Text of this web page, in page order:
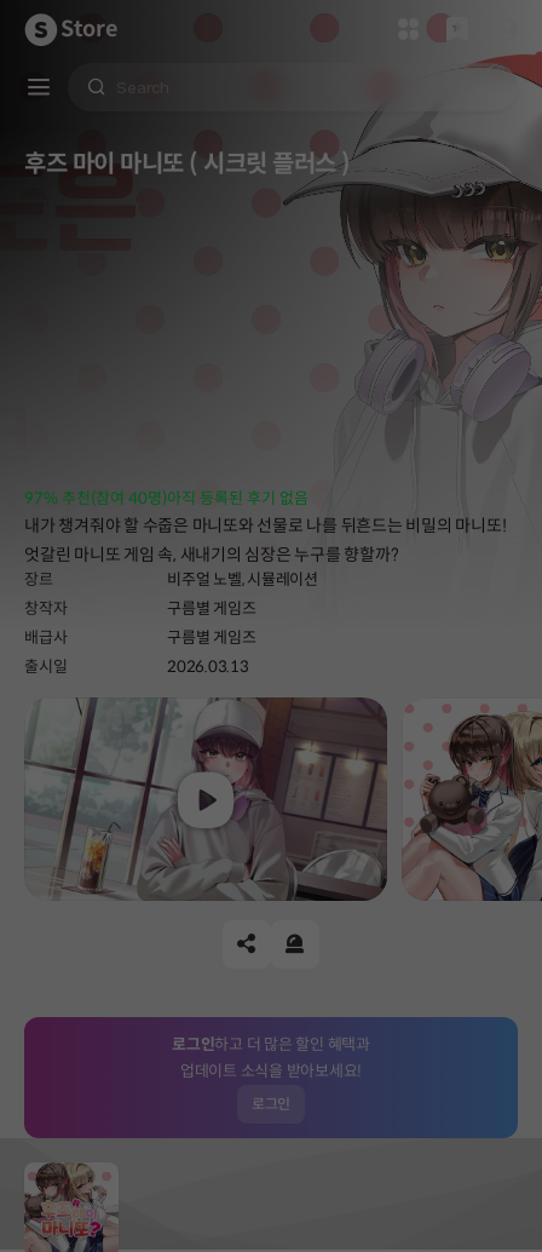
Store
후즈 마이 마니또 ( 시크릿 플러스 )
97% 추천(참여 40명)아직 등록된 후기 없음
내가 챙겨줘야 할 수줍은 마니또와 선물로 나를 뒤흔드는 비밀의 마니또!
엇갈린 마니또 게임 속, 새내기의 심장은 누구를 향할까?
장르 비주얼 노벨,시뮬레이션
창작자
구름별 게임즈
배급사
구름별 게임즈
출시일
2026.03.13
Play
공유하기신고하기
로그인하고 더 많은 할인 혜택과
업데이트 소식을 받아보세요!
로그인